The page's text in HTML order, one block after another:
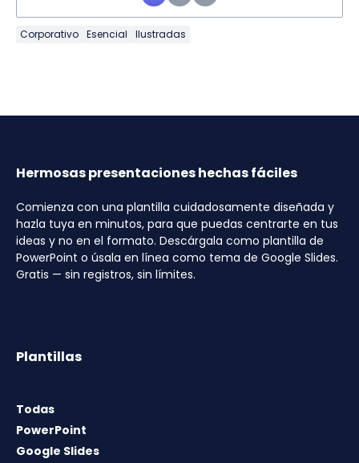
Corporativo Esencial Ilustradas
Hermosas presentaciones hechas fáciles
Comienza con una plantilla cuidadosamente diseñada y
hazla tuya en minutos, para que puedas centrarte en tus
ideas y no en el formato. Descárgala como plantilla de
PowerPoint o úsala en línea como tema de Google Slides.
Gratis — sin registros, sin límites.
Plantillas
Todas
PowerPoint
Google Slides